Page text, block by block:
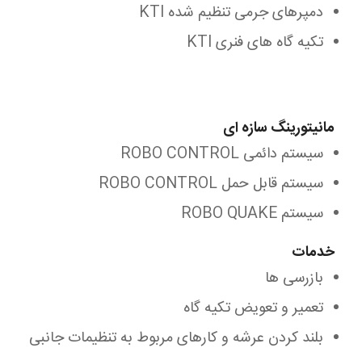
دمپرهای جرمی تنظیم شده KTI
تکیه گاه های فنری KTI
مانیتورینگ سازه ای
سیستم دائمی ROBO CONTROL
سیستم قابل حمل ROBO CONTROL
سیستم ROBO QUAKE
خدمات
بازرسی ها
تعمیر و تعویض تکیه گاه
بلند کردن عرشه و کارهای مربوط به تنظیمات جانبی